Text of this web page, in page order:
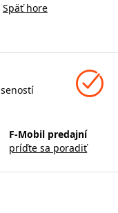
Späť hore
F-Mobil predajní
príďte sa poradiť